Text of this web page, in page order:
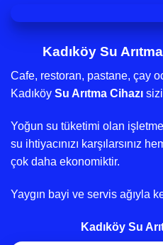
Kadıköy Su
Cafe, restoran, pastane, çay
Kadıköy Su Arıtma Cihazı
Yoğun su tüketimi olan
su ihtiyacınızı karşılarsınız
çok daha ekonomiktir.
Yaygın bayi ve servis ağıyla
Kadıköy Su